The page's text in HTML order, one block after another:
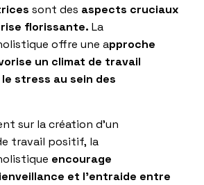
sont des aspects cruciaux
florissante. La
offre une approche
un climat de travail
stress au sein des
sur la création d’un
travail positif, la
encourage
et l’entraide entre